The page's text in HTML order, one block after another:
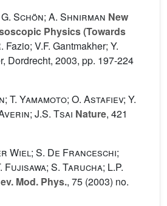
Schön; A. Shnirman New
Physics (Towards
Fazio; V.F. Gantmakher; Y.
Dordrecht, 2003, pp. 197-224
T. Yamamoto; O. Astafiev; Y.
J.S. Tsai Nature, 421
Wiel; S. De Franceschi;
Fujisawa; S. Tarucha; L.P.
Mod. Phys., 75 (2003) no.